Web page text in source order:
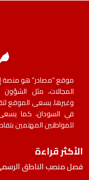
موقع “مصادر” هو منصة
المجالات، مثل الشؤون
وغيرها. يسعى الموقع
في السودان، كما يسعى
للمواطنين المهتمين
الأكثر قراءة
فصل منصب الناطق